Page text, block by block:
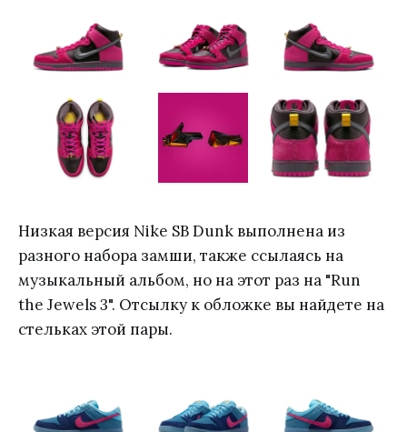
Низкая версия Nike SB Dunk выполнена из
разного набора замши, также ссылаясь на
музыкальный альбом, но на этот раз на "Run
the Jewels 3". Отсылку к обложке вы найдете на
стельках этой пары.